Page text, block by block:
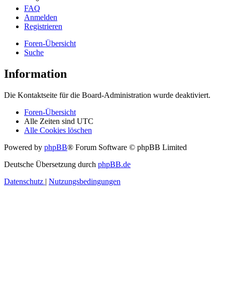
FAQ
Anmelden
Registrieren
Foren-Übersicht
Suche
Information
Die Kontaktseite für die Board-Administration wurde deaktiviert.
Foren-Übersicht
Alle Zeiten sind UTC
Alle Cookies löschen
Powered by phpBB® Forum Software © phpBB Limited
Deutsche Übersetzung durch phpBB.de
Datenschutz | Nutzungsbedingungen